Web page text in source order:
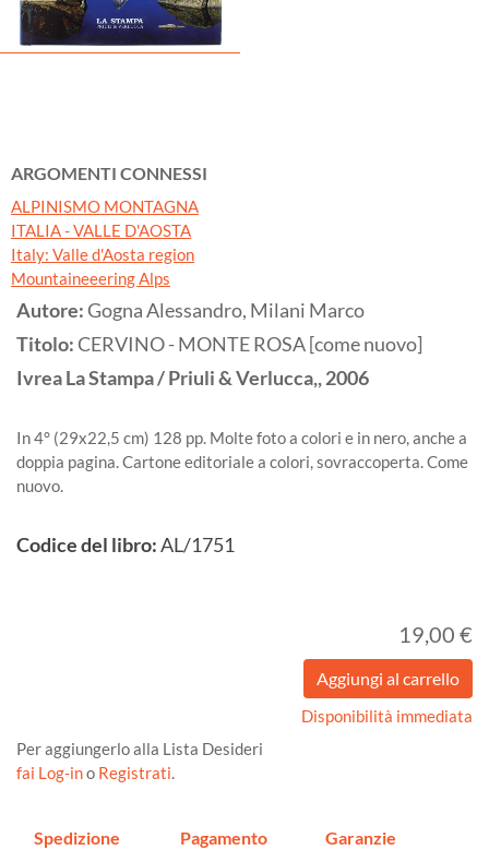
ARGOMENTI CONNESSI
ALPINISMO MONTAGNA
ITALIA - VALLE D'AOSTA
Italy: Valle d'Aosta region
Mountaineeering Alps
Autore:Gogna Alessandro, Milani Marco
Titolo:CERVINO - MONTE ROSA [come nuovo]
IvreaLa Stampa / Priuli & Verlucca,,2006
In 4° (29x22,5 cm) 128 pp. Molte foto a colori e in nero, anche a
doppia pagina. Cartone editoriale a colori, sovraccoperta. Come
nuovo.
Codice del libro:AL/1751
19,00 €
Disponibilità immediata
Per aggiungerlo alla Lista Desideri
fai Log-ino Registrati.
Spedizione Pagamento Garanzie